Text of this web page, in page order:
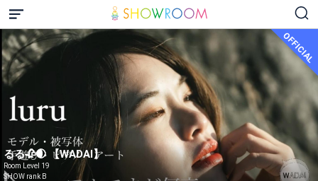
OFFICIAL
るる🥀🌒 【WADAI】
Room Level 19
SHOW rank B